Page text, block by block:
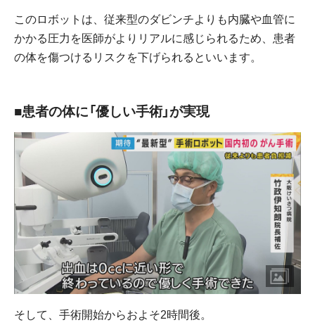
このロボットは、従来型のダビンチよりも内臓や血管に
かかる圧力を医師がよりリアルに感じられるため、患者
の体を傷つけるリスクを下げられるといいます。
■患者の体に「優しい手術」が実現
そして、手術開始からおよそ2時間後。